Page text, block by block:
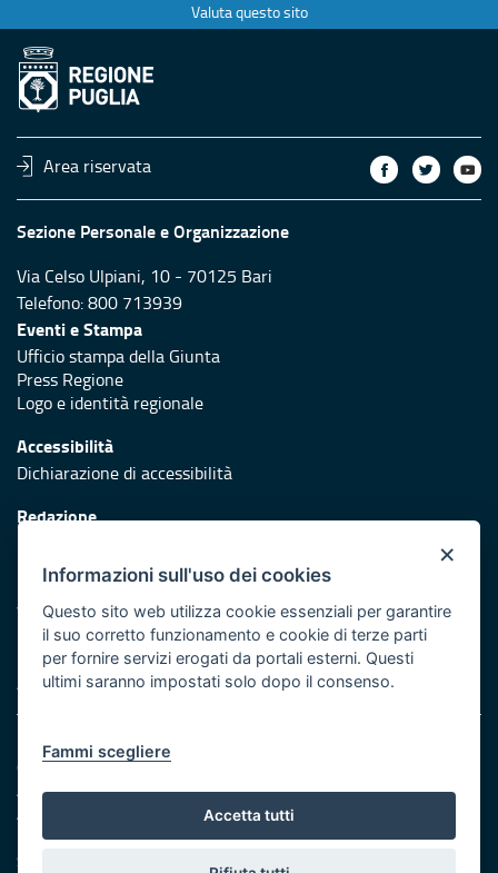
Valuta questo sito
Area riservata
Sezione Personale e Organizzazione
Via Celso Ulpiani, 10 - 70125 Bari
Telefono: 800 713939
Eventi e Stampa
Ufficio stampa della Giunta
Press Regione
Logo e identità regionale
Accessibilità
Dichiarazione di accessibilità
Redazione
Protezione civile
Vai al sito di Protezione Civile Puglia
Iniziativa finanziata con risorse del POR Puglia 2014/2020 -
Asse XI
Note legali
Cookie e privacy
Amministrazione trasparente
Atti di notifica
Feed RSS
Servizi Intranet
×
Informazioni sull'uso dei cookies
Questo sito web utilizza cookie essenziali per garantire
il suo corretto funzionamento e cookie di terze parti
per fornire servizi erogati da portali esterni. Questi
ultimi saranno impostati solo dopo il consenso.
Fammi scegliere
Accetta tutti